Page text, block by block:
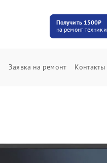
Получить 1500₽
на ремонт техники
Заявка на ремонт Контакты